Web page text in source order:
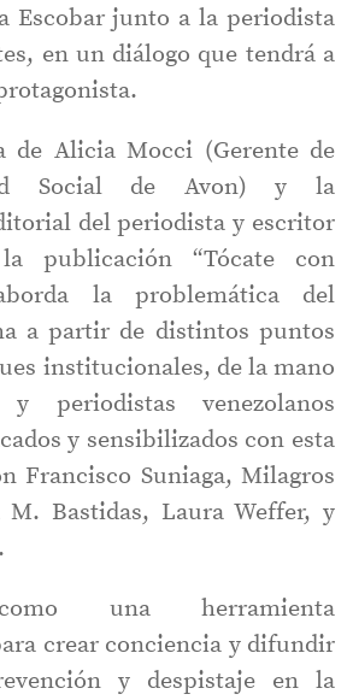
Escobar junto a la periodista
en un diálogo que tendrá a
de Alicia Mocci (Gerente de
Social de Avon) y la
del periodista y escritor
publicación “Tócate con
la problemática del
a partir de distintos puntos
institucionales, de la mano
periodistas venezolanos
y sensibilizados con esta
Francisco Suniaga, Milagros
M. Bastidas, Laura Weffer, y
una herramienta
crear conciencia y difundir
y despistaje en la